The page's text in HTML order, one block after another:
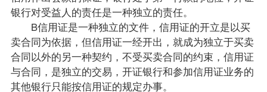
银行对受益人的责任是一种独立的责任。
B信用证是一种独立的文件，信用证的开立是以买
卖合同为依据，但信用证一经开出，就成为独立于买卖
合同以外的另一种契约，不受买卖合同的约束，信用证
与合同，是独立的交易，开证银行和参加信用证业务的
其他银行只能按信用证的规定办事。